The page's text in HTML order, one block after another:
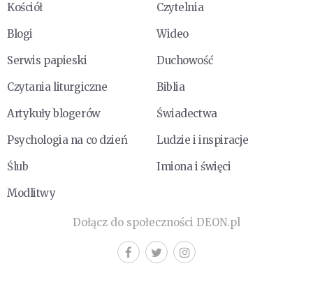
Kościół
Czytelnia
Blogi
Wideo
Serwis papieski
Duchowość
Czytania liturgiczne
Biblia
Artykuły blogerów
Świadectwa
Psychologia na co dzień
Ludzie i inspiracje
Ślub
Imiona i święci
Modlitwy
Dołącz do społeczności DEON.pl